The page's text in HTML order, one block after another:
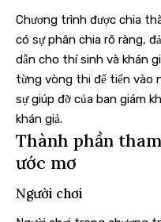
Chương trình được chia
có sự phân chia rõ ràng,
dẫn cho thí sinh và khán
từng vòng thi để tiến vào
sự giúp đỡ của ban giám
khán giả.
Thành phần
ước mơ
Người chơi